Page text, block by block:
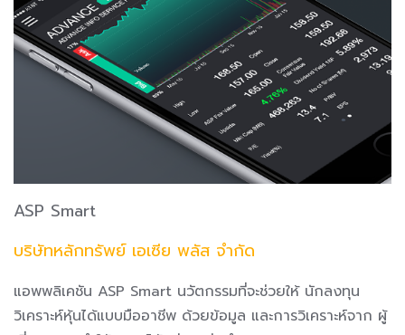
ASP Smart
บริษัทหลักทรัพย์ เอเซีย พลัส จำกัด
แอพพลิเคชัน ASP Smart นวัตกรรมที่จะช่วยให้ นักลงทุน
วิเคราะห์หุ้นได้แบบมืออาชีพ ด้วยข้อมูล และการวิเคราะห์จาก ผู้